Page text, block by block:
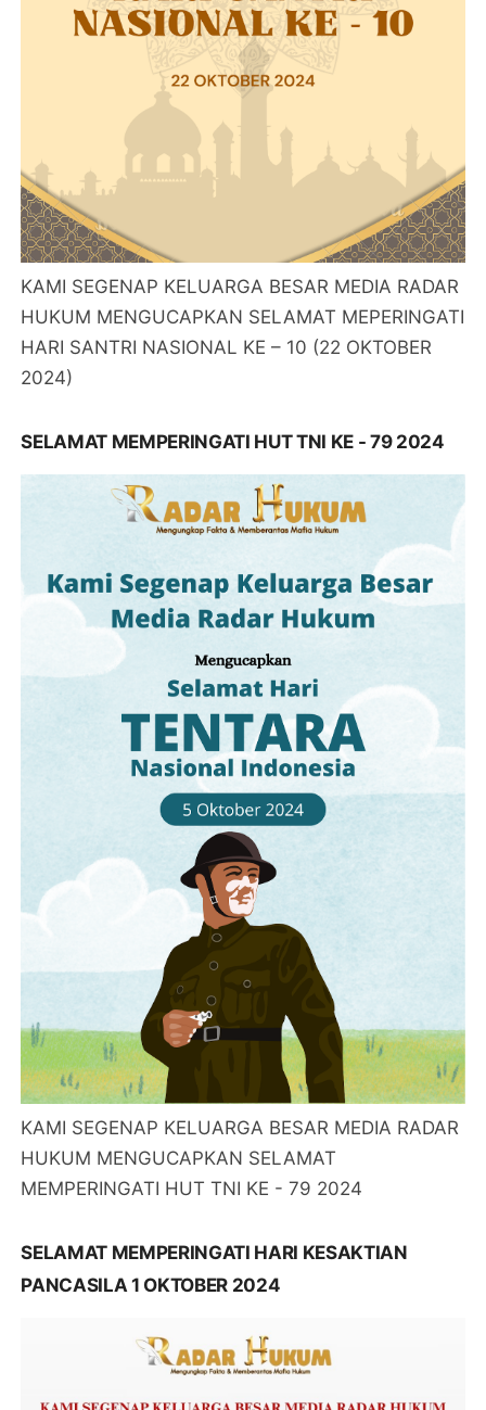
KAMI SEGENAP KELUARGA BESAR MEDIA RADAR
HUKUM MENGUCAPKAN SELAMAT MEPERINGATI
HARI SANTRI NASIONAL KE – 10 (22 OKTOBER
2024)
SELAMAT MEMPERINGATI HUT TNI KE - 79 2024
KAMI SEGENAP KELUARGA BESAR MEDIA RADAR
HUKUM MENGUCAPKAN SELAMAT
MEMPERINGATI HUT TNI KE - 79 2024
SELAMAT MEMPERINGATI HARI KESAKTIAN
PANCASILA 1 OKTOBER 2024